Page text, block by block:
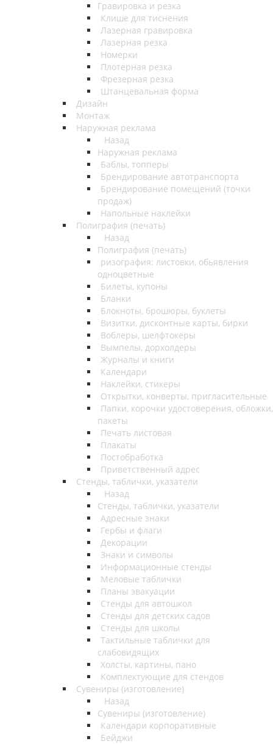
Гравировка и резка
Клише для тиснения
Лазерная гравировка
Лазерная резка
Номерки
Плотерная резка
Фрезерная резка
Штанцевальная форма
Дизайн
Монтаж
Наружная реклама
Назад
Наружная реклама
Баблы, топперы
Брендирование автотранспорта
Брендирование помещений (точки
продаж)
Напольные наклейки
Полиграфия (печать)
Назад
Полиграфия (печать)
ризография: листовки, обьявления
одноцветные
Билеты, купоны
Бланки
Блокноты, брошюры, буклеты
Визитки, дисконтные карты, бирки
Воблеры, шелфтокеры
Вымпелы, дорхолдеры
Журналы и книги
Календари
Наклейки, стикеры
Открытки, конверты, пригласительные
Папки, корочки удостоверения, обложки,
пакеты
Печать листовая
Плакаты
Постобработка
Приветственный адрес
Стенды, таблички, указатели
Назад
Стенды, таблички, указатели
Адресные знаки
Гербы и флаги
Декорации
Знаки и символы
Информационные стенды
Меловые таблички
Планы эвакуации
Стенды для автошкол
Стенды для детских садов
Стенды для школы
Тактильные таблички для
слабовидящих
Холсты, картины, пано
Комплектующие для стендов
Сувениры (изготовление)
Назад
Сувениры (изготовление)
Календари корпоративные
Бейджи